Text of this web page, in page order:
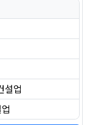
설업